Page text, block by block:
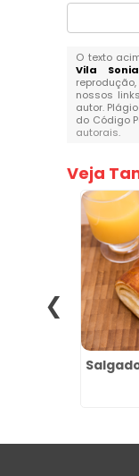
O texto
Vila Sonia
nossos
autor.
do Código
autorais.
Veja